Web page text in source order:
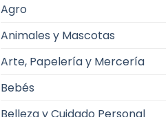
Agro
Animales y Mascotas
Arte, Papelería y Mercería
Bebés
Belleza y Cuidado Personal